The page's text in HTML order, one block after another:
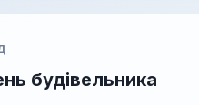
будівельника